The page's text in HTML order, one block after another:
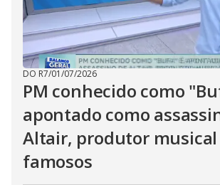
DO R7/01/07/2026
PM conhecido como
apontado como
Altair, produtor musical
famosos